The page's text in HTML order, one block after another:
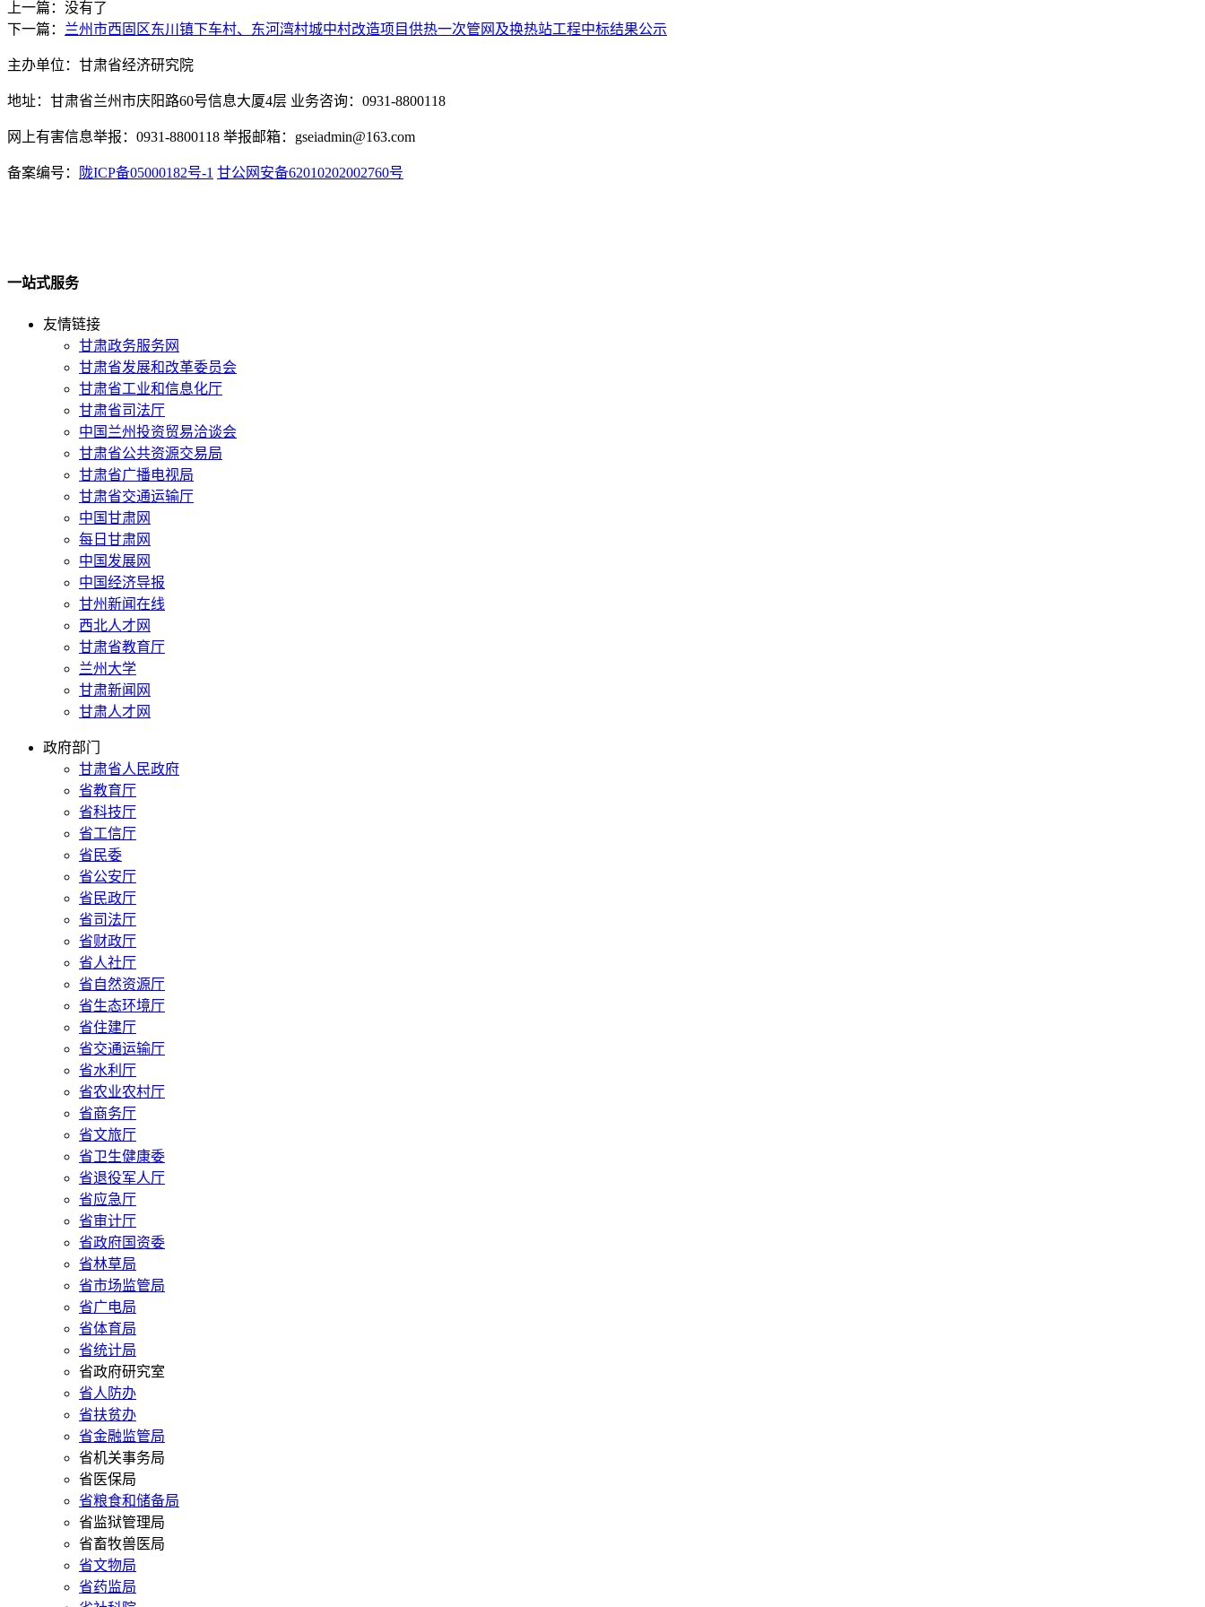
上一篇：没有了
下一篇： 兰州市西固区东川镇下车村、东河湾村城中村改造项目供热一次管网及换热站工程中标结果公示
主办单位：甘肃省经济研究院
地址：甘肃省兰州市庆阳路60号信息大厦4层 业务咨询：0931-8800118
网上有害信息举报：0931-8800118 举报邮箱：gseiadmin@163.com
备案编号： 陇ICP备05000182号-1 甘公网安备62010202002760号
一站式服务
友情链接
甘肃政务服务网
甘肃省发展和改革委员会
甘肃省工业和信息化厅
甘肃省司法厅
中国兰州投资贸易洽谈会
甘肃省公共资源交易局
甘肃省广播电视局
甘肃省交通运输厅
中国甘肃网
每日甘肃网
中国发展网
中国经济导报
甘州新闻在线
西北人才网
甘肃省教育厅
兰州大学
甘肃新闻网
甘肃人才网
政府部门
甘肃省人民政府
省教育厅
省科技厅
省工信厅
省民委
省公安厅
省民政厅
省司法厅
省财政厅
省人社厅
省自然资源厅
省生态环境厅
省住建厅
省交通运输厅
省水利厅
省农业农村厅
省商务厅
省文旅厅
省卫生健康委
省退役军人厅
省应急厅
省审计厅
省政府国资委
省林草局
省市场监管局
省广电局
省体育局
省统计局
省政府研究室
省人防办
省扶贫办
省金融监管局
省机关事务局
省医保局
省粮食和储备局
省监狱管理局
省畜牧兽医局
省文物局
省药监局